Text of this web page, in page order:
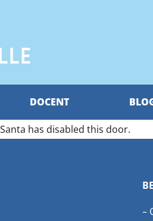
DOCENT
has disabled this door.
–